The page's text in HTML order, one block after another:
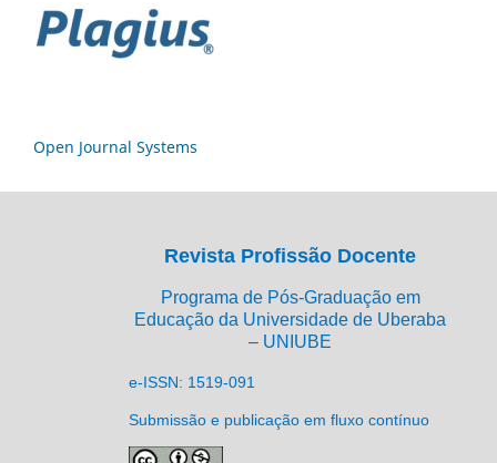
Open Journal Systems
Revista Profissão Docente
Programa de Pós-Graduação em
Educação da Universidade de Uberaba
– UNIUBE
e-ISSN: 1519-091
Submissão e publicação em fluxo contínuo